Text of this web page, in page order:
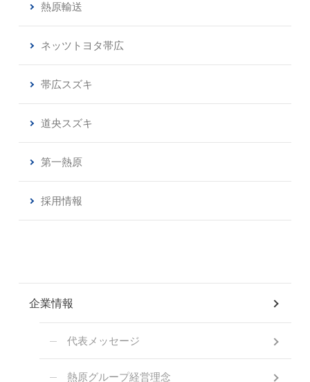
熱原輸送
ネッツトヨタ帯広
帯広スズキ
道央スズキ
第一熱原
採用情報
企業情報
代表メッセージ
熱原グループ経営理念